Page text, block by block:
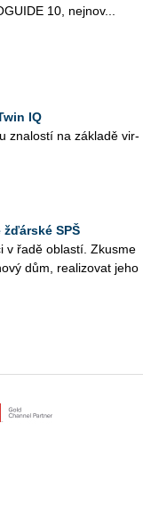
10, nej­no­v...
IQ
zna­los­tí na zá­kla­dě vir­
SPŠ
v řadě ob­las­tí. Zkus­me
dům, re­a­li­zo­vat jeho